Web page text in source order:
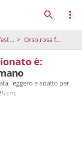
Orso rosa fatto a mano
è:
leggero e adatto per
cm.